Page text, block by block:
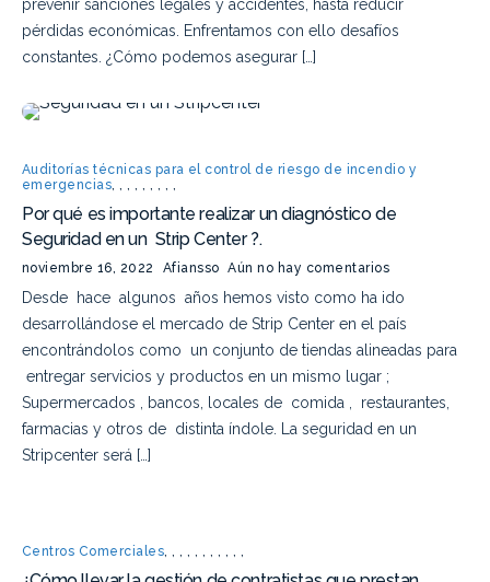
prevenir sanciones legales y accidentes, hasta reducir
pérdidas económicas. Enfrentamos con ello desafíos
constantes. ¿Cómo podemos asegurar […]
Auditorías técnicas para el control de riesgo de incendio y
emergencias,,,,,,,,,
Por qué es importante realizar un diagnóstico de
Seguridad en un Strip Center ?.
noviembre 16, 2022 Afiansso Aún no hay comentarios
Desde hace algunos años hemos visto como ha ido
desarrollándose el mercado de Strip Center en el país
encontrándolos como un conjunto de tiendas alineadas para
entregar servicios y productos en un mismo lugar ;
Supermercados , bancos, locales de comida , restaurantes,
farmacias y otros de distinta índole. La seguridad en un
Stripcenter será […]
Centros Comerciales,,,, , , , , , , ,